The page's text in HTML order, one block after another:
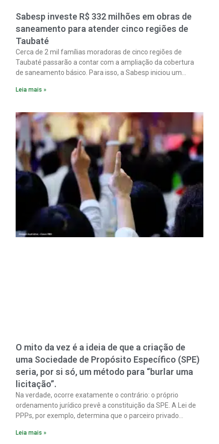
Sabesp investe R$ 332 milhões em obras de
saneamento para atender cinco regiões de
Taubaté
Cerca de 2 mil famílias moradoras de cinco regiões de
Taubaté passarão a contar com a ampliação da cobertura
de saneamento básico. Para isso, a Sabesp iniciou um
milhões.
Leia mais »
O mito da vez é a ideia de que a criação de
uma Sociedade de Propósito Específico (SPE)
seria, por si só, um método para “burlar uma
licitação”.
Na verdade, ocorre exatamente o contrário: o próprio
ordenamento jurídico prevê a constituição da SPE. A Lei de
PPPs, por exemplo, determina que o parceiro privado
empreendimento. Ou seja, a suposta “fraude à licitação” é
Leia mais »